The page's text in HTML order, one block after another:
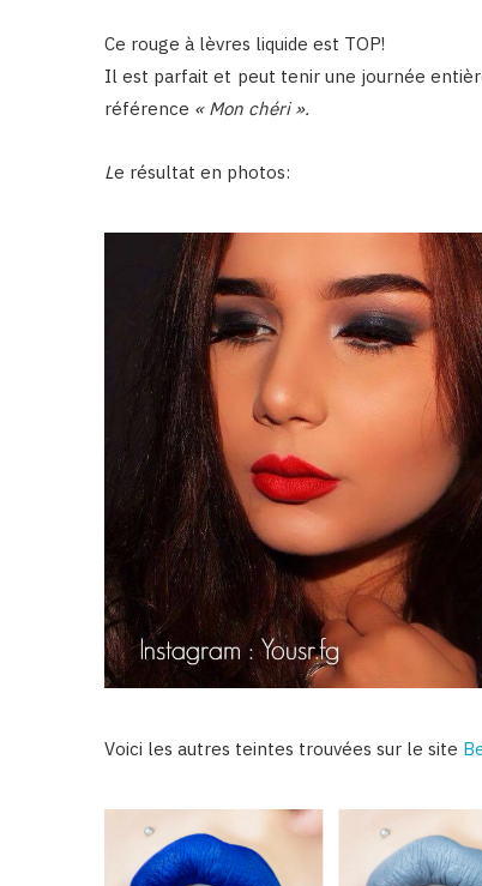
Ce rouge à lèvres liquide est TOP!
Il est parfait et peut tenir une journée
référence « Mon chéri ».
Le résultat en photos:
Voici les autres teintes trouvées sur le site